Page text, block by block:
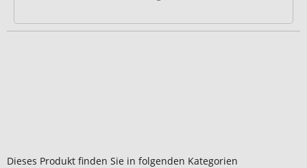
Dieses Produkt finden Sie in folgenden Kategorien